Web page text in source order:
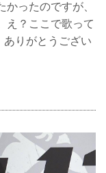
ったのですが、
え？ここで歌って
ありがとうござい